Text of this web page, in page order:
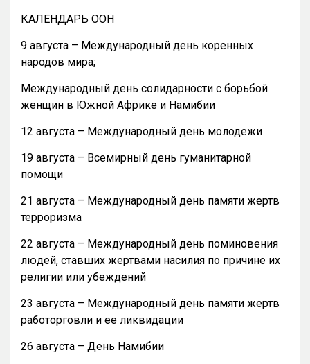
КАЛЕНДАРЬ ООН
9 августа – Международный день коренных
народов мира;
Международный день солидарности с борьбой
женщин в Южной Африке и Намибии
12 августа – Международный день молодежи
19 августа – Всемирный день гуманитарной
помощи
21 августа – Международный день памяти жертв
терроризма
22 августа – Международный день поминовения
людей, ставших жертвами насилия по причине их
религии или убеждений
23 августа – Международный день памяти жертв
работорговли и ее ликвидации
26 августа – День Намибии